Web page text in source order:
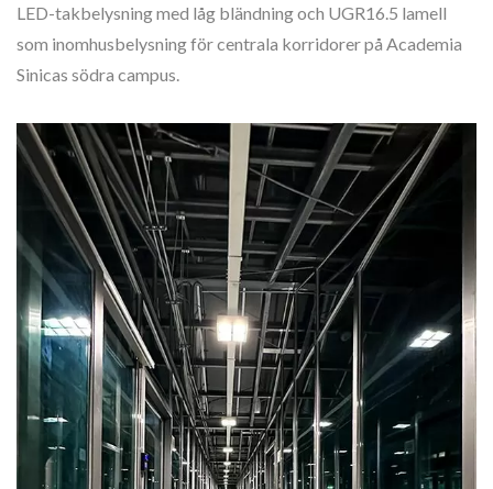
LED-takbelysning med låg bländning och UGR16.5 lamell
som inomhusbelysning för centrala korridorer på Academia
Sinicas södra campus.